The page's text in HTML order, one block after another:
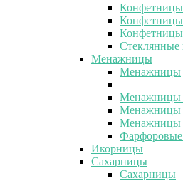
Менажницы
Менажницы
Менажницы
Менажницы
Менажницы
Икорницы
Сахарницы
Сахарницы